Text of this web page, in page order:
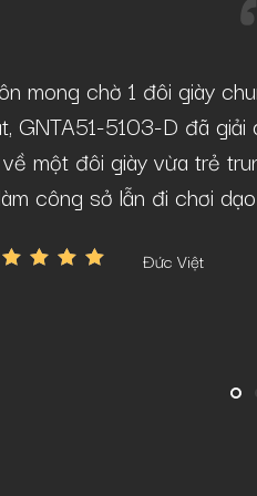
mong chờ 1 đôi giày
GNTA51-5103-D đã
một đôi giày vừa trẻ
công sở lẫn đi chơi
Đức Việt